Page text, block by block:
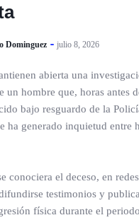
Dominguez julio 8, 2026
abierta una
un hombre que, horas antes
bajo resguardo de la
ha generado inquietud entre
conociera el deceso, en
testimonios y
física durante el